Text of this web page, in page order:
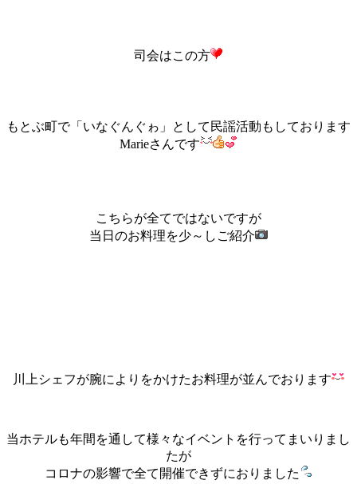
司会はこの方
もとぶ町で「いなぐんぐゎ」として民謡活動もしております
Marieさんです
こちらが全てではないですが
当日のお料理を少～しご紹介
川上シェフが腕によりをかけたお料理が並んでおります
当ホテルも年間を通して様々なイベントを行ってまいりまし
たが
コロナの影響で全て開催できずにおりました